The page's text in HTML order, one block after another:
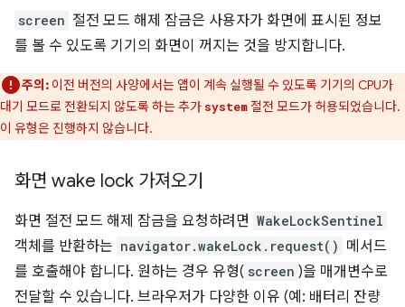
screen 절전 모드 해제 잠금은 사용자가 화면에 표시된 정보
를 볼 수 있도록 기기의 화면이 꺼지는 것을 방지합니다.
주의: 이전 버전의 사양에서는 앱이 계속 실행될 수 있도록 기기의 CPU가
대기 모드로 전환되지 않도록 하는 추가 system 절전 모드가 허용되었습니다.
이 유형은 진행하지 않습니다.
화면 wake lock 가져오기
화면 절전 모드 해제 잠금을 요청하려면 WakeLockSentinel
객체를 반환하는 navigator.wakeLock.request() 메서드
를 호출해야 합니다. 원하는 경우 유형( screen )을 매개변수로
전달할 수 있습니다. 브라우저가 다양한 이유 (예: 배터리 잔량